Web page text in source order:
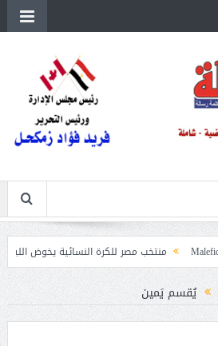
منتخب مصر للكرة النسائية يخوض الليلة مباراة وداع
يُقسم يَمين